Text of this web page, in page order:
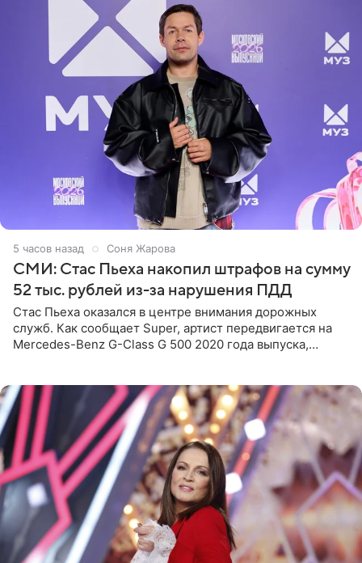
5 часов назад Соня Жарова
СМИ: Стас Пьеха накопил штрафов на сумму
52 тыс. рублей из-за нарушения ПДД
Стас Пьеха оказался в центре внимания дорожных
служб. Как сообщает Super, артист передвигается на
Mercedes-Benz G-Class G 500 2020 года выпуска,